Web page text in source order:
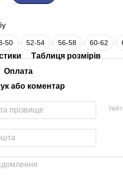
50 52-54 56-58 60-62
Таблиця розмірів
Оплата
або коментар